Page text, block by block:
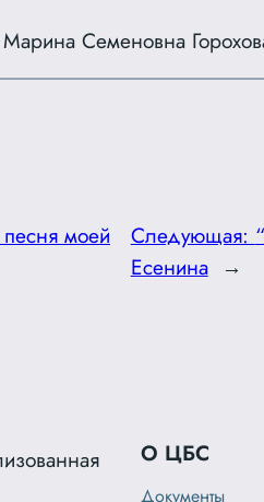
Семеновна
песня моей
Следующая:
Есенина →
О ЦБС
Документы